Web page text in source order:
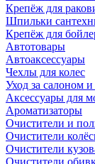
Крепёж для
Шпильки
Крепёж для
Автотовары
Автоаксессуары
Чехлы для колес
Уход за салоном
Аксессуары для
Ароматизаторы
Очистители и
Очистители
Очистители
Очистители